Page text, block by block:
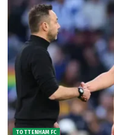
TOTTENHAM FC